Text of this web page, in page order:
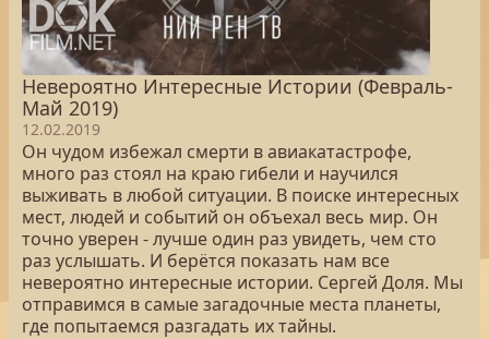
Невероятно Интересные Истории (Февраль-
Май 2019)
12.02.2019
Он чудом избежал смерти в авиакатастрофе,
много раз стоял на краю гибели и научился
выживать в любой ситуации. В поиске интересных
мест, людей и событий он объехал весь мир. Он
точно уверен - лучше один раз увидеть, чем сто
раз услышать. И берётся показать нам все
невероятно интересные истории. Сергей Доля. Мы
отправимся в самые загадочные места планеты,
где попытаемся разгадать их тайны.